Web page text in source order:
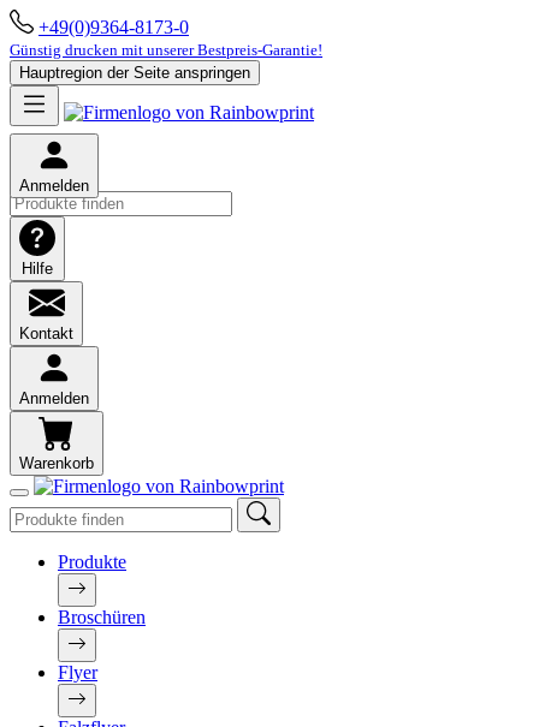
+49(0)9364-8173-0
Günstig drucken mit unserer Bestpreis-Garantie!
Hauptregion der Seite anspringen
Anmelden
Hilfe
Kontakt
Anmelden
Warenkorb
Produkte
Broschüren
Flyer